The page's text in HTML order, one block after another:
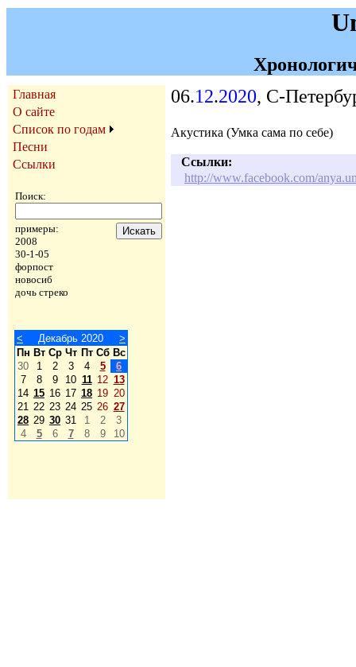
Главная
О сайте
Список по годам
Песни
Ссылки
Поиск:
примеры:
2008
30-1-05
форпост
новосиб
дочь стреко
< Декабрь 2020
>
Пн Вт Ср Чт Пт Сб Вс
30
1 2 3 4 5
6
7
8 9 10 11 12 13
14 15 16 17 18 19 20
21 22 23 24 25 26 27
28 29 30 31 1 2
3
4
5 6 7 8 9 10
06.12.2020, С-
Акустика (Умка сама по себе)
Ссылки:
http://www.facebook.com/